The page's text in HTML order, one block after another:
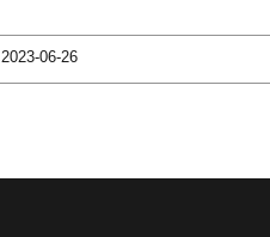
2023-06-26